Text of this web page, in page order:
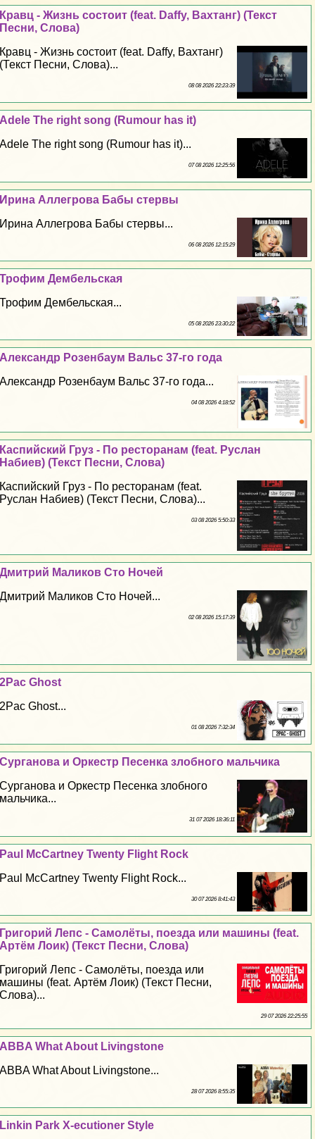
Кравц - Жизнь состоит (feat. Daffy, Вахтанг) (Текст
Песни, Слова)
Кравц - Жизнь состоит (feat. Daffy, Вахтанг)
(Текст Песни, Слова)...
08 08 2026 22:23:39
Adele The right song (Rumour has it)
Adele The right song (Rumour has it)...
07 08 2026 12:25:56
Ирина Аллегрова Бабы стepвы
Ирина Аллегрова Бабы стepвы...
06 08 2026 12:15:29
Трофим Дембельская
Трофим Дембельская...
05 08 2026 23:30:22
Александр Розенбаум Вальс 37-го года
Александр Розенбаум Вальс 37-го года...
04 08 2026 4:18:52
Каспийский Груз - По ресторанам (feat. Руслан
Набиев) (Текст Песни, Слова)
Каспийский Груз - По ресторанам (feat.
Руслан Набиев) (Текст Песни, Слова)...
03 08 2026 5:50:33
Дмитрий Маликов Сто Ночей
Дмитрий Маликов Сто Ночей...
02 08 2026 15:17:39
2Pac Ghost
2Pac Ghost...
01 08 2026 7:32:34
Сурганова и Оркестр Песенка злобного мальчика
Сурганова и Оркестр Песенка злобного
мальчика...
31 07 2026 18:36:11
Paul McCartney Twenty Flight Rock
Paul McCartney Twenty Flight Rock...
30 07 2026 8:41:43
Григорий Лепс - Самолёты, поезда или машины (feat.
Артём Лоик) (Текст Песни, Слова)
Григорий Лепс - Самолёты, поезда или
машины (feat. Артём Лоик) (Текст Песни,
Слова)...
29 07 2026 22:25:55
ABBA What About Livingstone
ABBA What About Livingstone...
28 07 2026 8:55:35
Linkin Park X-ecutioner Style